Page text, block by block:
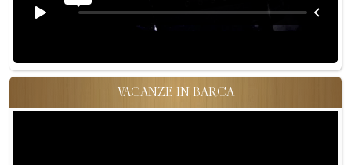
VACANZE IN BARCA